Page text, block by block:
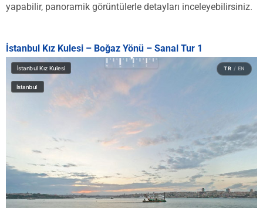
yapabilir, panoramik görüntülerle detayları inceleyebilirsiniz.
İstanbul Kız Kulesi – Boğaz Yönü – Sanal Tur 1